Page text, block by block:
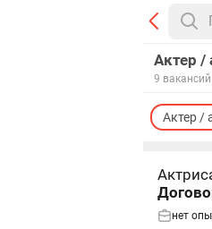
Актер /
9 вакансий
Актер /
нет